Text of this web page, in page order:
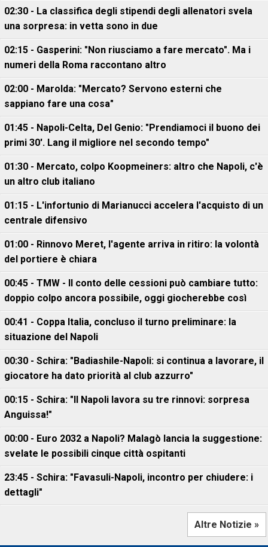
02:30 - La classifica degli stipendi degli allenatori svela
una sorpresa: in vetta sono in due
02:15 - Gasperini: "Non riusciamo a fare mercato". Ma i
numeri della Roma raccontano altro
02:00 - Marolda: "Mercato? Servono esterni che
sappiano fare una cosa"
01:45 - Napoli-Celta, Del Genio: "Prendiamoci il buono dei
primi 30'. Lang il migliore nel secondo tempo"
01:30 - Mercato, colpo Koopmeiners: altro che Napoli, c'è
un altro club italiano
01:15 - L'infortunio di Marianucci accelera l'acquisto di un
centrale difensivo
01:00 - Rinnovo Meret, l'agente arriva in ritiro: la volontà
del portiere è chiara
00:45 - TMW - Il conto delle cessioni può cambiare tutto:
doppio colpo ancora possibile, oggi giocherebbe così
00:41 - Coppa Italia, concluso il turno preliminare: la
situazione del Napoli
00:30 - Schira: "Badiashile-Napoli: si continua a lavorare, il
giocatore ha dato priorità al club azzurro"
00:15 - Schira: "Il Napoli lavora su tre rinnovi: sorpresa
Anguissa!"
00:00 - Euro 2032 a Napoli? Malagò lancia la suggestione:
svelate le possibili cinque città ospitanti
23:45 - Schira: "Favasuli-Napoli, incontro per chiudere: i
dettagli"
Altre Notizie »